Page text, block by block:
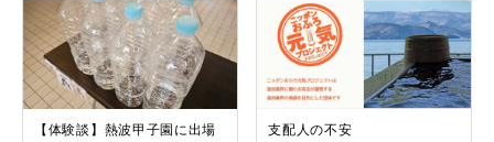
【体験談】熱波甲子園に出場 支配人の不安